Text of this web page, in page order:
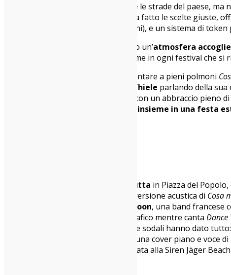
Il pubblico c’è, riempiamo la piazza e le strade del paese, ma
ha fatto le scelte giuste,
parola BASTA se si parla di arrosticini), e un sistema di
Tutti questi ingredienti restituiscono un’atmosfera
famiglia di amanti della musica. E come in ogni festival che
Così non ci sembra affatto strano cantare a pieni polmoni
Joan Thiele parlando della
chiusa con un abbraccio pieno
pubblico e artisti insieme in una festa
Calcutta in Piazza del
. In chiusura ci regala una versione acustica di Cosa
Coming Soon, una band francese
all’altra del palco col suo sorriso serafico mentre canta Dance
mezza di concerto in cui Tom Smith e sodali hanno dato
per farci prendere respiro solo con una cover piano e voce di
andare a dormire e chiudiamo la serata alla Siren Jäger